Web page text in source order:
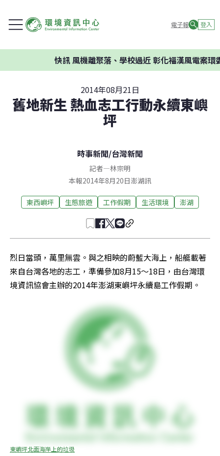
電子報 登入
風機離聚落、學校過近 彰化福漢風電案環委建
2014年08月21日
舊地新生 熱血志工行動永續東嶼
坪
時事新聞/台灣新聞
記者—林宗明
本報2014年8月20日澎湖訊
東西嶼坪 生態旅遊 工作假期 生活環境 澎湖
烈日當頭，萬里無雲。與之相映的蔚藍大海上，船艇載著
來自台灣各地的志工，準備參加8月15～18日，由台灣環
境資訊協會主辦的2014年澎湖東嶼坪永續島工作假期。
東嶼坪北面海岸上的垃圾